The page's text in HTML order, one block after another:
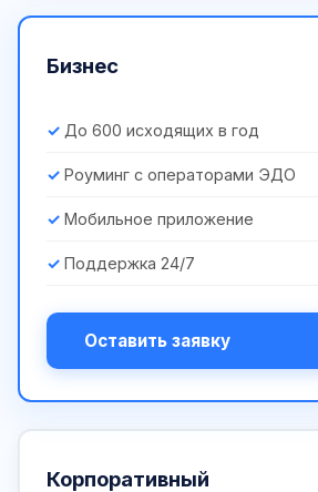
Бизнес
До 600 исходящих в год
Роуминг с операторами ЭДО
Мобильное приложение
Поддержка 24/7
Оставить заявку
Корпоративный